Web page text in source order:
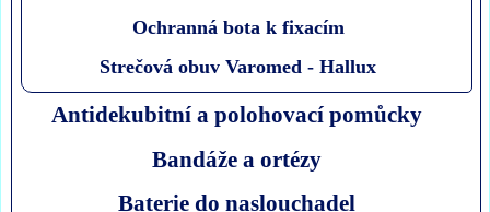
Ochranná bota k fixacím
Strečová obuv Varomed - Hallux
Antidekubitní a polohovací pomůcky
Bandáže a ortézy
Baterie do naslouchadel